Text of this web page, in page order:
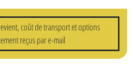
coût de transport et options
reçus par e-mail